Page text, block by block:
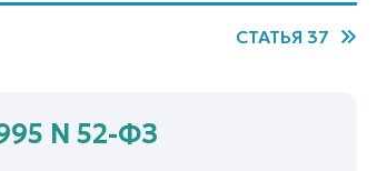
СТАТЬЯ 37
N 52-ФЗ